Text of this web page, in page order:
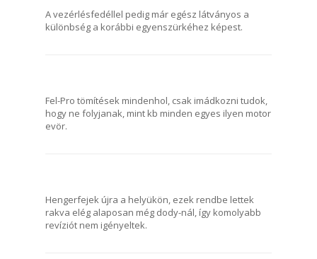
A vezérlésfedéllel pedig már egész látványos a
különbség a korábbi egyenszürkéhez képest.
Fel-Pro tömítések mindenhol, csak imádkozni tudok,
hogy ne folyjanak, mint kb minden egyes ilyen motor
evör.
Hengerfejek újra a helyükön, ezek rendbe lettek
rakva elég alaposan még dody-nál, így komolyabb
revíziót nem igényeltek.